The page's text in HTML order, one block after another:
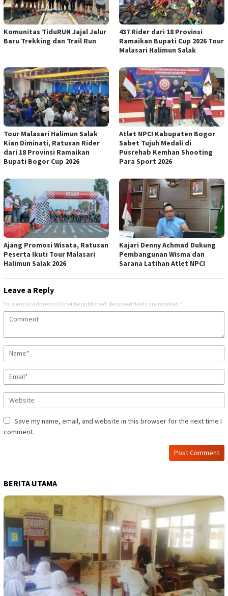
Komunitas TiduRUN Jajal Jalur
Baru Trekking dan Trail Run
437 Rider dari 18 Provinsi
Ramaikan Bupati Cup 2026 Tour
Malasari Halimun Salak
Tour Malasari Halimun Salak
Kian Diminati, Ratusan Rider
dari 18 Provinsi Ramaikan
Bupati Bogor Cup 2026
Atlet NPCI Kabupaten Bogor
Sabet Tujuh Medali di
Pusrehab Kemhan Shooting
Para Sport 2026
Ajang Promosi Wisata, Ratusan
Peserta Ikuti Tour Malasari
Halimun Salak 2026
Kajari Denny Achmad Dukung
Pembangunan Wisma dan
Sarana Latihan Atlet NPCI
Leave a Reply
Your email address will not be published. Required fields are marked *
Save my name, email, and website in this browser for the next time I
comment.
BERITA UTAMA